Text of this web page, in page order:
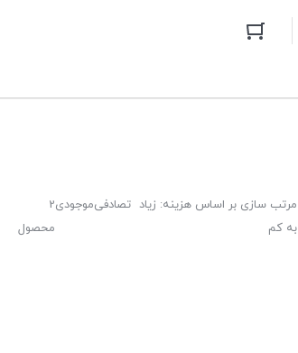
2
محصول
مرتب سازی بر اساس هزینه: زیاد
به کم
تصادفیموجودی